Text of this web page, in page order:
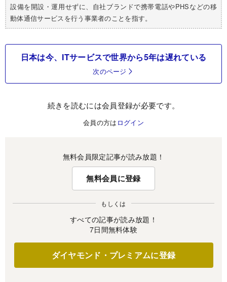
設備を開設・運用せずに、自社ブランドで携帯電話やPHSなどの移
動体通信サービスを行う事業者のことを指す。
日本は今、ITサービスで世界から5年は遅れている
次のページ
続きを読むには会員登録が必要です。
会員の方は ログイン
無料会員限定記事が読み放題！
無料会員に登録
もしくは
すべての記事が読み放題！
7日間無料体験
ダイヤモンド・プレミアムに登録